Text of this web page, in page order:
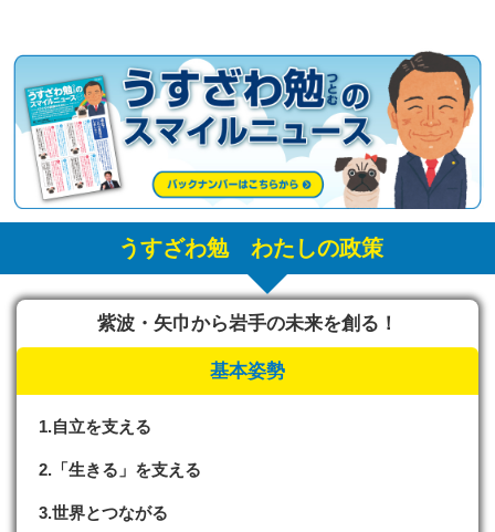
うすざわ勉 わたしの政策
紫波・矢巾から岩手の未来を創る！
基本姿勢
1.自立を支える
2.「生きる」を支える
3.世界とつながる